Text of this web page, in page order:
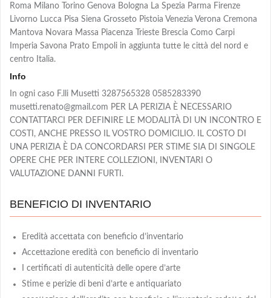
Roma Milano Torino Genova Bologna La Spezia Parma Firenze
Livorno Lucca Pisa Siena Grosseto Pistoia Venezia Verona Cremona
Mantova Novara Massa Piacenza Trieste Brescia Como Carpi
Imperia Savona Prato Empoli in aggiunta tutte le città del nord e
centro Italia.
Info
In ogni caso F.lli Musetti 3287565328 0585283390
musetti.renato@gmail.com PER LA PERIZIA È NECESSARIO
CONTATTARCI PER DEFINIRE LE MODALITÀ DI UN INCONTRO E
COSTI, ANCHE PRESSO IL VOSTRO DOMICILIO. IL COSTO DI
UNA PERIZIA È DA CONCORDARSI PER STIME SIA DI SINGOLE
OPERE CHE PER INTERE COLLEZIONI, INVENTARI O
VALUTAZIONE DANNI FURTI.
BENEFICIO DI INVENTARIO
Eredità accettata con beneficio d’inventario
Accettazione eredità con beneficio di inventario
I certificati di autenticità delle opere d’arte
Stime e perizie di beni d’arte e antiquariato